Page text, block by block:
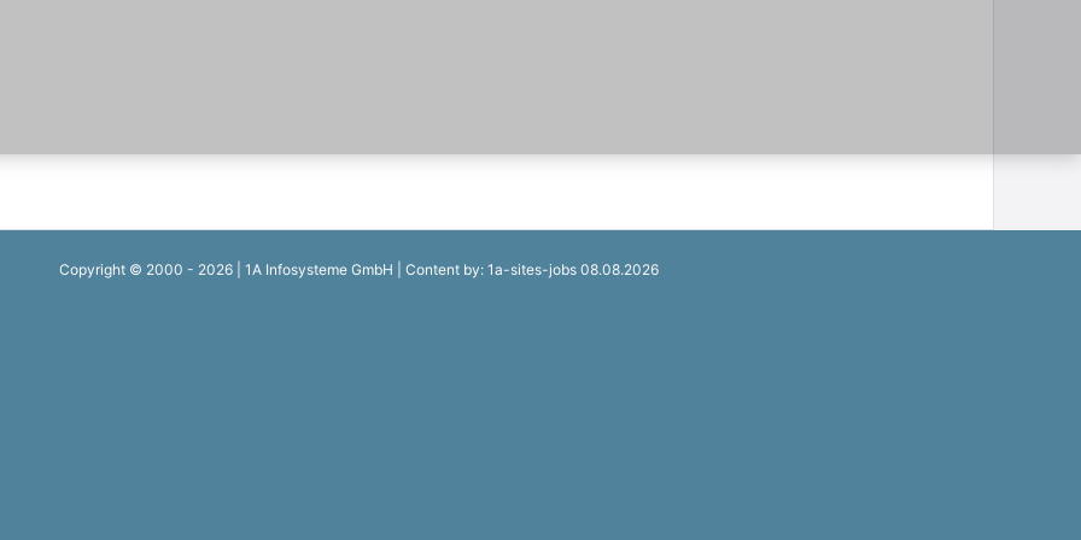
Copyright © 2000 - 2026 | 1A Infosysteme GmbH | Content by: 1a-sites-jobs 08.08.2026